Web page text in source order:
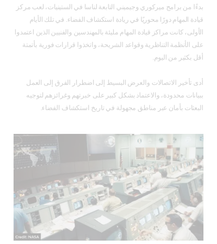
بدءًا من برامج ميركوري وجيميني التابعة لناسا في الستينيات، لعب مركز
قيادة المهام دورًا محوريًا في ريادة استكشاف الفضاء. في تلك الأيام
الأولى، كانت مراكز قيادة المهام مليئة بالمهندسين والفنيين الذين اعتمدوا
على الأنظمة التناظرية وقواعد الشريحة، واتخذوا قرارات فورية بأتمتة
أقل بكثير من اليوم.
أدى تأخير الاتصالات والعرض البسيط إلى اضطرار الفرق إلى العمل
ببيانات محدودة، والاعتماد بشكل كبير على خبرتهم وغرائزهم لتوجيه
البعثات بأمان عبر مناطق مجهولة في تاريخ استكشاف الفضاء.